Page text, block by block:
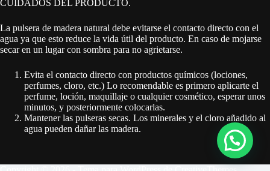
CUIDADOS DEL PRODUCTO.
La pulsera de madera natural debe evitarse el contacto directo con el
agua ya que esto reduce la vida útil del producto. En caso de mojarse
secar en un lugar con sombra para no agrietarse.
Evita el contacto directo con productos químicos (lociones,
perfumes, cloro, etc.) Lo recomendable es primero aplicarte el
perfume, loción, maquillaje o cualquier cosmético, esperar unos
minutos, y posteriormente colocarlas.
Mantener las pulseras secas. Los minerales y el cloro añadido al
agua pueden dañar las madera.